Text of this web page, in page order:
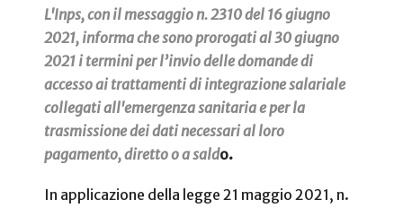
L'Inps, con il messaggio n. 2310 del 16 giugno
2021, informa che sono prorogati al 30 giugno
2021 i termini per l’invio delle domande di
accesso ai trattamenti di integrazione salariale
collegati all'emergenza sanitaria e per la
trasmissione dei dati necessari al loro
pagamento, diretto o a saldo.
In applicazione della legge 21 maggio 2021, n.